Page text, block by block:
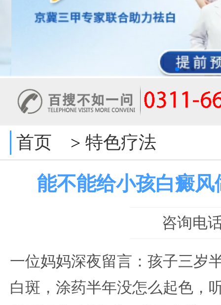
首页 > 特色疗法
能不能给小孩白癜
咨询电
一位妈妈深夜留言：孩子三岁
白斑，涂药半年没怎么起色，